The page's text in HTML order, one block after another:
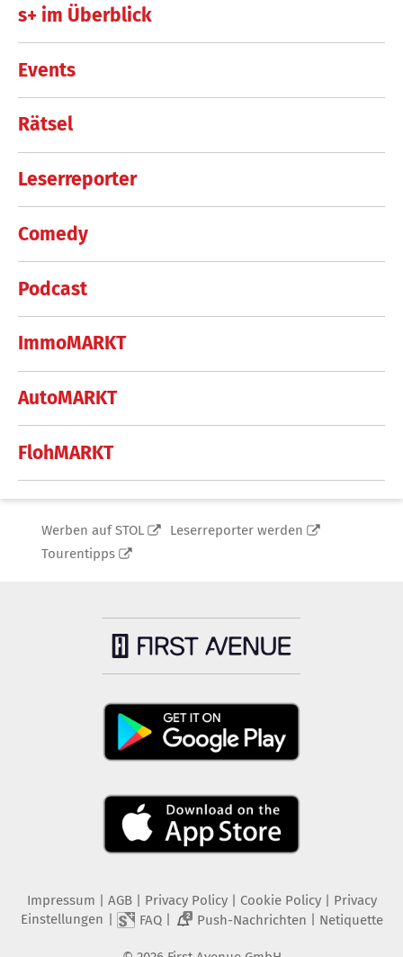
s+ im Überblick
Events
Rätsel
Leserreporter
Comedy
Podcast
ImmoMARKT
AutoMARKT
FlohMARKT
Werben auf STOL
Leserreporter werden
Tourentipps
Impressum | AGB | Privacy Policy| Cookie Policy| Privacy
Einstellungen | FAQ| 2 Push-Nachrichten | Netiquette